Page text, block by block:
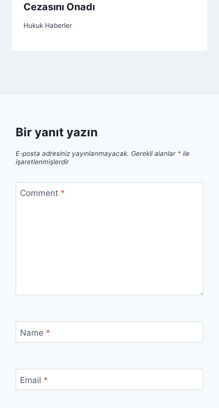
Cezasını Onadı
Hukuk Haberler
Bir yanıt yazın
E-posta adresiniz yayınlanmayacak. Gerekli alanlar * ile
işaretlenmişlerdir
Comment *
Name *
Email *